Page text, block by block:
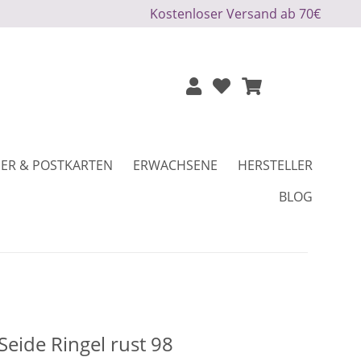
Kostenloser Versand ab 70€
& POSTKARTEN ERWACHSENE
HERSTELLER
BLOG
Ringel rust 98